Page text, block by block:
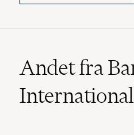
Andet fra
International